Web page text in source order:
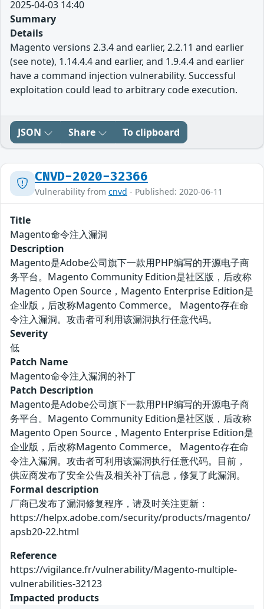
2025-04-03 14:40
Summary
Details
Magento versions 2.3.4 and earlier, 2.2.11 and earlier
(see note), 1.14.4.4 and earlier, and 1.9.4.4 and earlier
have a command injection vulnerability. Successful
exploitation could lead to arbitrary code execution.
JSON Share To clipboard
CNVD-2020-32366
Vulnerability from cnvd - Published: 2020-06-11
Title
Magento命令注入漏洞
Description
Magento是Adobe公司旗下一款用PHP编写的开源电子商
务平台。Magento Community Edition是社区版，后改称
Magento Open Source，Magento Enterprise Edition是
企业版，后改称Magento Commerce。 Magento存在命
令注入漏洞。攻击者可利用该漏洞执行任意代码。
Severity
低
Patch Name
Magento命令注入漏洞的补丁
Patch Description
Magento是Adobe公司旗下一款用PHP编写的开源电子商
务平台。Magento Community Edition是社区版，后改称
Magento Open Source，Magento Enterprise Edition是
企业版，后改称Magento Commerce。 Magento存在命
令注入漏洞。攻击者可利用该漏洞执行任意代码。目前，
供应商发布了安全公告及相关补丁信息，修复了此漏洞。
Formal description
厂商已发布了漏洞修复程序，请及时关注更新：
https://helpx.adobe.com/security/products/magento/
apsb20-22.html
Reference
https://vigilance.fr/vulnerability/Magento-multiple-
vulnerabilities-32123
Impacted products